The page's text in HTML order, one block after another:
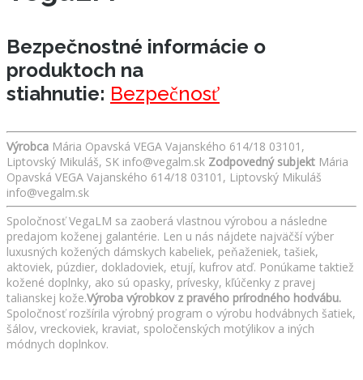
Bezpečnostné informácie o
produktoch na
stiahnutie: Bezpečnosť
Výrobca Mária Opavská VEGA Vajanského 614/18 03101,
Liptovský Mikuláš, SK info@vegalm.sk Zodpovedný subjekt Mária
Opavská VEGA Vajanského 614/18 03101, Liptovský Mikuláš
info@vegalm.sk
Spoločnosť VegaLM sa zaoberá vlastnou výrobou a následne
predajom koženej galantérie. Len u nás nájdete najväčší výber
luxusných kožených dámskych kabeliek, peňaženiek, tašiek,
aktoviek, púzdier, dokladoviek, etují, kufrov atď. Ponúkame taktiež
kožené doplnky, ako sú opasky, prívesky, kľúčenky z pravej
talianskej kože.Výroba výrobkov z pravého prírodného hodvábu.
Spoločnosť rozšírila výrobný program o výrobu hodvábnych šatiek,
šálov, vreckoviek, kraviat, spoločenských motýlikov a iných
módnych doplnkov.